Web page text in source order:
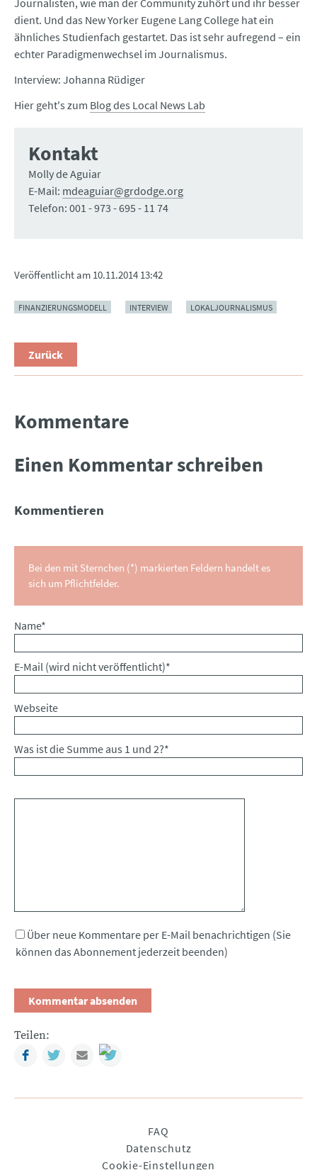
Journalisten, wie man der Community zuhört und ihr besser
dient. Und das New Yorker Eugene Lang College hat ein
ähnliches Studienfach gestartet. Das ist sehr aufregend – ein
echter Paradigmenwechsel im Journalismus.
Interview: Johanna Rüdiger
Hier geht's zum Blog des Local News Lab
Kontakt
Molly de Aguiar
E-Mail: mdeaguiar@grdodge.org
Telefon: 001 - 973 - 695 - 11 74
Veröffentlicht am 10.11.2014 13:42
FINANZIERUNGSMODELL INTERVIEW LOKALJOURNALISMUS
Zurück
Kommentare
Einen Kommentar schreiben
Kommentieren
Bei den mit Sternchen (*) markierten Feldern handelt es
sich um Pflichtfelder.
Pflichtfeld
Name*
Pflichtfeld
E-Mail (wird nicht veröffentlicht)*
Webseite
Was ist die Summe aus 1 und 2?*
Über neue Kommentare per E-Mail benachrichtigen (Sie
können das Abonnement jederzeit beenden)
Teilen:
FacebookTwitterMail
FAQ
Datenschutz
Cookie-Einstellungen